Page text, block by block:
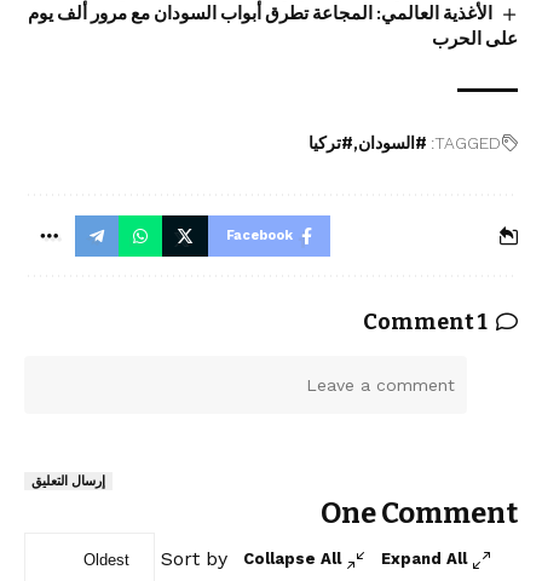
الأغذية العالمي: المجاعة تطرق أبواب السودان مع مرور ألف يوم
على الحرب
TAGGED: #السودان #تركيا
Facebook
1 Comment
ل
ي
ل
ق
إرسال التعليق
One Comment
Expand All
Collapse All
Sort by